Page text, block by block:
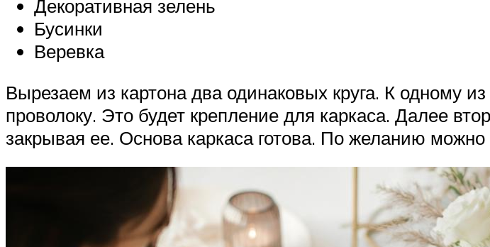
Декоративная зелень
Бусинки
Веревка
Вырезаем из картона два одинаковых круга. К одному
проволоку. Это будет крепление для каркаса. Далее
закрывая ее. Основа каркаса готова. По желанию